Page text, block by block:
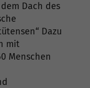
Dach des
Dazu
mit
Menschen